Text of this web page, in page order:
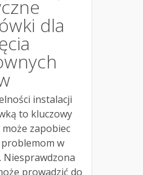
dla
instalacji
to kluczowy
zapobiec
w
Niesprawdzona
prowadzić do